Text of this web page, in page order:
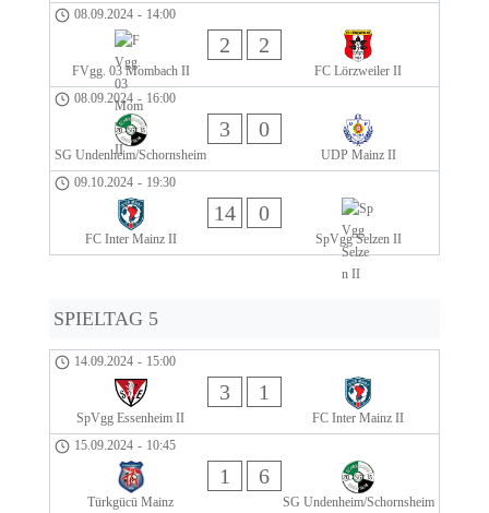
08.09.2024 - 14:00
FVgg. 03 Mombach II
2 2
FC Lörzweiler II
08.09.2024 - 16:00
SG Undenheim/Schornsheim
3 0
UDP Mainz II
09.10.2024 - 19:30
FC Inter Mainz II
14 0
SpVgg Selzen II
SPIELTAG 5
14.09.2024 - 15:00
SpVgg Essenheim II
3 1
FC Inter Mainz II
15.09.2024 - 10:45
Türkgücü Mainz
1 6
SG Undenheim/Schornsheim